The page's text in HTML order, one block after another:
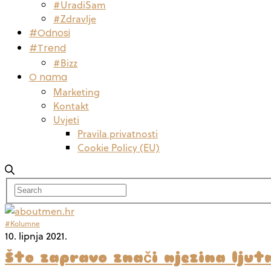
#UradiSam
#Zdravlje
#Odnosi
#Trend
#Bizz
O nama
Marketing
Kontakt
Uvjeti
Pravila privatnosti
Cookie Policy (EU)
#Kolumne
10. lipnja 2021.
Što zapravo znači njezina